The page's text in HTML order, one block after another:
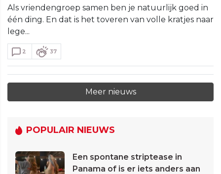
Als vriendengroep samen ben je natuurlijk goed in
één ding. En dat is het toveren van volle kratjes naar
lege...
2 37
Meer nieuws
POPULAIR NIEUWS
Een spontane striptease in
Panama of is er iets anders aan